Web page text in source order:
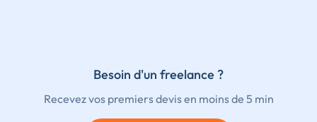
Besoin d'un freelance ?
Recevez vos premiers devis en moins de 5 min